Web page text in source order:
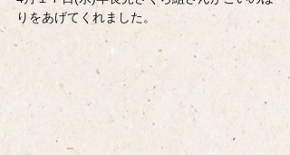
りをあげてくれました。